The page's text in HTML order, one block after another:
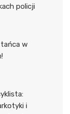
policji
tańca w
i